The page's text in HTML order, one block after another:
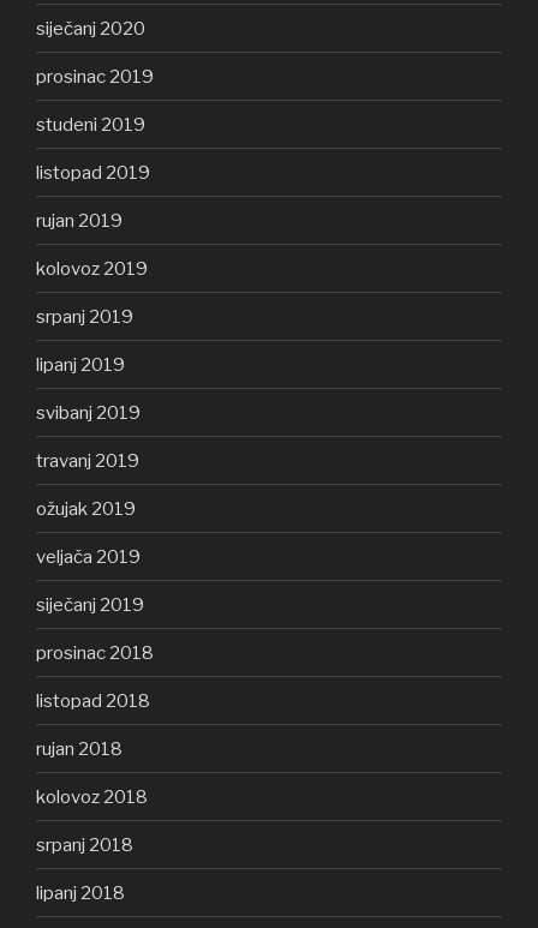
siječanj 2020
prosinac 2019
studeni 2019
listopad 2019
rujan 2019
kolovoz 2019
srpanj 2019
lipanj 2019
svibanj 2019
travanj 2019
ožujak 2019
veljača 2019
siječanj 2019
prosinac 2018
listopad 2018
rujan 2018
kolovoz 2018
srpanj 2018
lipanj 2018